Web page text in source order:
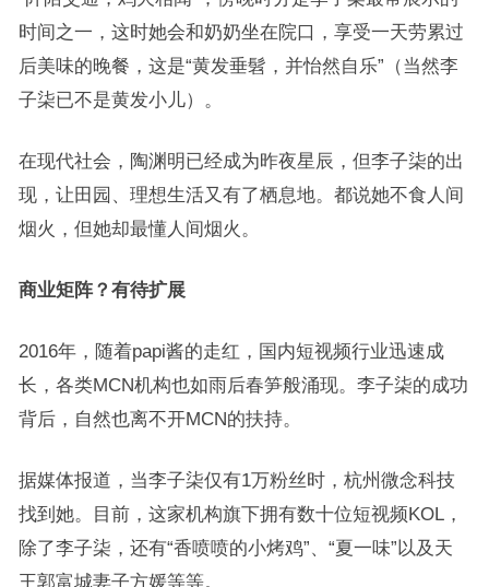
时间之一，这时她会和奶奶坐在院口，享受一天劳累过
后美味的晚餐，这是“黄发垂髫，并怡然自乐”（当然李
子柒已不是黄发小儿）。
在现代社会，陶渊明已经成为昨夜星辰，但李子柒的出
现，让田园、理想生活又有了栖息地。都说她不食人间
烟火，但她却最懂人间烟火。
商业矩阵？有待扩展
2016年，随着papi酱的走红，国内短视频行业迅速成
长，各类MCN机构也如雨后春笋般涌现。李子柒的成功
背后，自然也离不开MCN的扶持。
据媒体报道，当李子柒仅有1万粉丝时，杭州微念科技
找到她。目前，这家机构旗下拥有数十位短视频KOL，
除了李子柒，还有“香喷喷的小烤鸡”、“夏一味”以及天
王郭富城妻子方媛等等。